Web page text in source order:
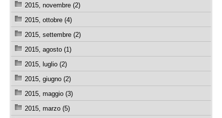
2015, novembre (2)
2015, ottobre (4)
2015, settembre (2)
2015, agosto (1)
2015, luglio (2)
2015, giugno (2)
2015, maggio (3)
2015, marzo (5)